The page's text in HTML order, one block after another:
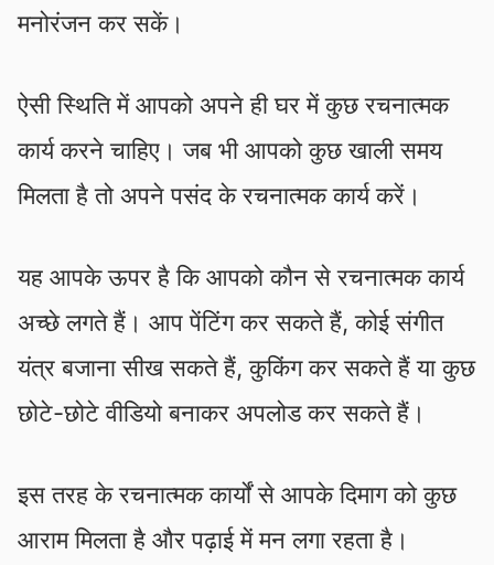
मनोरंजन कर सकें।
ऐसी स्थिति में आपको अपने ही घर में कुछ रचनात्मक
कार्य करने चाहिए। जब भी आपको कुछ खाली समय
मिलता है तो अपने पसंद के रचनात्मक कार्य करें।
यह आपके ऊपर है कि आपको कौन से रचनात्मक कार्य
अच्छे लगते हैं। आप पेंटिंग कर सकते हैं, कोई संगीत
यंत्र बजाना सीख सकते हैं, कुकिंग कर सकते हैं या कुछ
छोटे-छोटे वीडियो बनाकर अपलोड कर सकते हैं।
इस तरह के रचनात्मक कार्यों से आपके दिमाग को कुछ
आराम मिलता है और पढ़ाई में मन लगा रहता है।